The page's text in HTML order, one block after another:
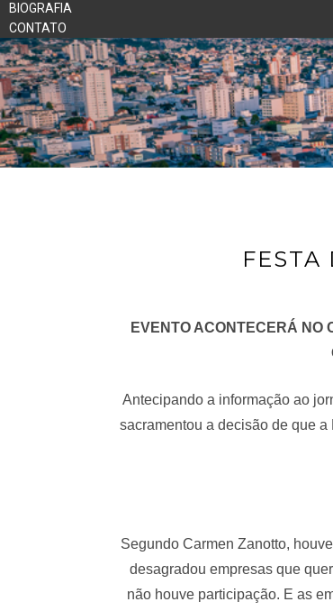
BIOGRAFIA
CONTATO
FESTA
EVENTO ACONTECERÁ NO
Antecipando a informação ao
sacramentou a decisão de que
Segundo Carmen Zanotto,
desagradou empresas que
não houve participação. E as